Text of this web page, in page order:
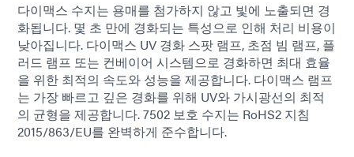
다이맥스 수지는 용매를 첨가하지 않고 빛에 노출되면 경
화됩니다. 몇 초 만에 경화되는 특성으로 인해 처리 비용이
낮아집니다. 다이맥스 UV 경화 스팟 램프, 초점 빔 램프, 플
러드 램프 또는 컨베이어 시스템으로 경화하면 최대 효율
을 위한 최적의 속도와 성능을 제공합니다. 다이맥스 램프
는 가장 빠르고 깊은 경화를 위해 UV와 가시광선의 최적
의 균형을 제공합니다. 7502 보호 수지는 RoHS2 지침
2015/863/EU를 완벽하게 준수합니다.